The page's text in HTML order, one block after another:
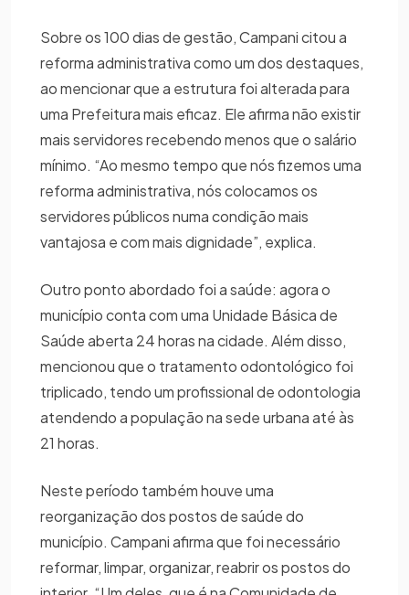
Sobre os 100 dias de gestão, Campani citou a
reforma administrativa como um dos destaques,
ao mencionar que a estrutura foi alterada para
uma Prefeitura mais eficaz. Ele afirma não existir
mais servidores recebendo menos que o salário
mínimo. “Ao mesmo tempo que nós fizemos uma
reforma administrativa, nós colocamos os
servidores públicos numa condição mais
vantajosa e com mais dignidade”, explica.
Outro ponto abordado foi a saúde: agora o
município conta com uma Unidade Básica de
Saúde aberta 24 horas na cidade. Além disso,
mencionou que o tratamento odontológico foi
triplicado, tendo um profissional de odontologia
atendendo a população na sede urbana até às
21 horas.
Neste período também houve uma
reorganização dos postos de saúde do
município. Campani afirma que foi necessário
reformar, limpar, organizar, reabrir os postos do